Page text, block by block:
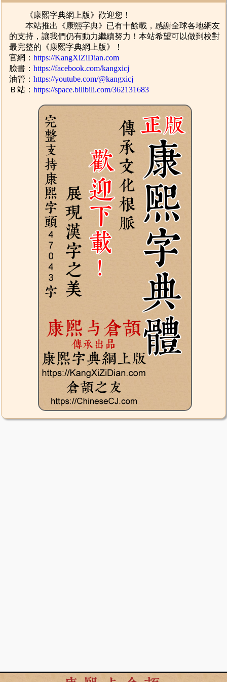
《康熙字典網上版》歡迎您！
本站推出《康熙字典》已有十餘載，感謝全球各地網友
的支持，讓我們仍有動力繼續努力！本站希望可以做到校對
最完整的《康熙字典網上版》！
官網：https://KangXiZiDian.com
臉書：https://facebook.com/kangxicj
油管：https://youtube.com/@kangxicj
Ｂ站：https://space.bilibili.com/362131683